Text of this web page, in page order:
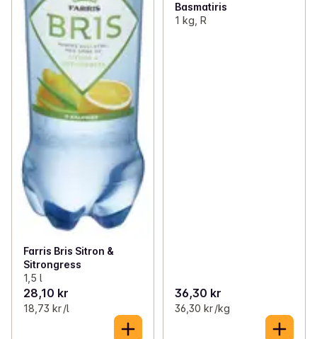
Farris Bris Sitron &
Sitrongress
1,5 l
28,10 kr
18,73 kr /l
Basmatiris
1 kg, R
36,30 kr
36,30 kr /kg